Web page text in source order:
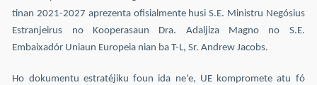
tinan 2021-2027 aprezenta ofisialmente husi S.E. Ministru Negósius
Estranjeirus no Kooperasaun Dra. Adaljiza Magno no S.E.
Embaixadór Uniaun Europeia nian ba T-L, Sr. Andrew Jacobs.
Ho dokumentu estratéjiku foun ida ne'e, UE kompromete atu fó